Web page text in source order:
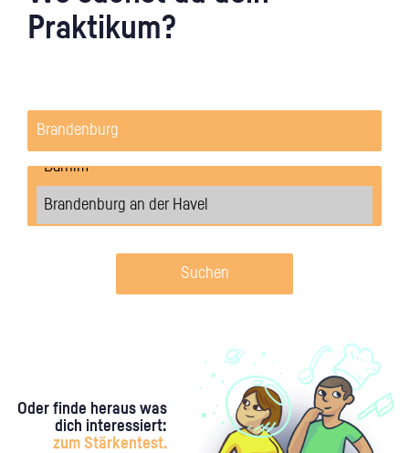
Praktikum?
Suchen
Oder finde heraus was
dich interessiert:
zum Stärkentest.